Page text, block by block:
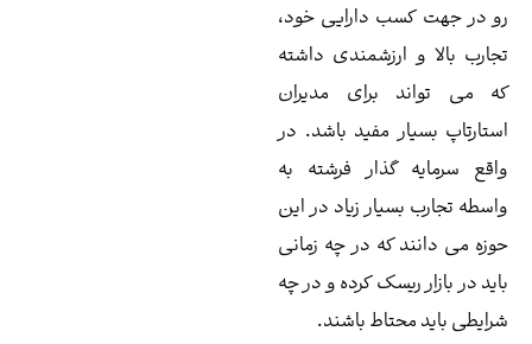
در جهت کسب دارایی خود،
بالا و ارزشمندی داشته
می تواند برای مدیران
بسیار مفید باشد. در
سرمایه گذار فرشته به
تجارب بسیار زیاد در این
می دانند که در چه زمانی
در بازار ریسک کرده و در چه
باید محتاط باشند.